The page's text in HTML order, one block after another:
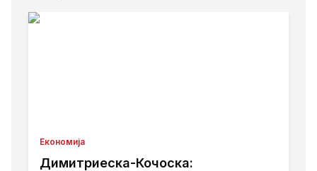
Економија
Димитриеска-Кочоска: